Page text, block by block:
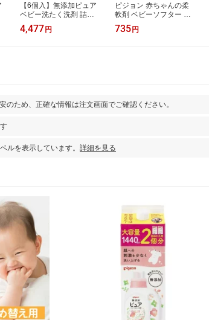
【6個入】無添加ピュア
ベビー洗たく洗剤 詰め
かえ用 1440ml|0ヵ月〜
洗剤 洗濯洗剤 衣類洗剤
4,477 円
ピジョン 赤ちゃんの柔
軟剤 ベビーソフター ひ
だまりフラワーの香り
詰め替え用 1000ml
735 円
ため、正確な情報は注文画面でご確認ください。
ルを表示しています。 詳細を見る